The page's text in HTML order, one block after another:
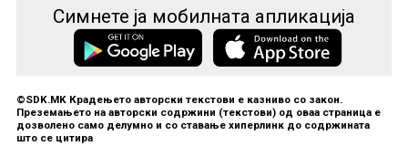
Симнете ја мобилната апликација
©SDK.MK Крадењето авторски текстови е казниво со закон.
Преземањето на авторски содржини (текстови) од оваа страница е
дозволено само делумно и со ставање хиперлинк до содржината
што се цитира